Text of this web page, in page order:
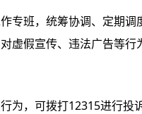
专班，统筹协调、定期
虚假宣传、违法广告等
为，可拨打12315进行投